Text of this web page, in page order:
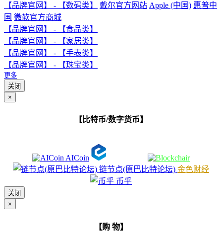
【品牌官网】 - 【数码类】
戴尔官方网站 Apple (中国) 惠普中
国 微软官方商城
【品牌官网】 - 【食品类】
【品牌官网】 - 【家居类】
【品牌官网】 - 【手表类】
【品牌官网】 - 【珠宝类】
更多
关闭
×
【比特币/数字货币】
AICoin
链节点(原巴比特论坛) 金色财经
币乎
关闭
×
【购 物】